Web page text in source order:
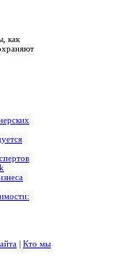
как
| Кто мы